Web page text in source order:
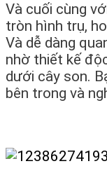
Và cuối cùng
tròn hình trụ,
Và dễ dàng
nhờ thiết kế
dưới cây son.
bên trong và